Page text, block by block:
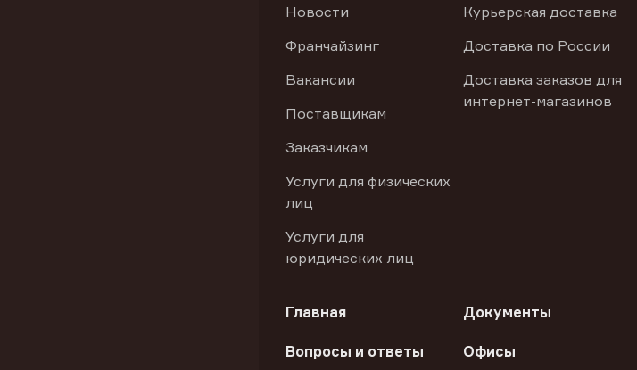
Новости
Франчайзинг
Вакансии
Поставщикам
Заказчикам
Услуги для физических
лиц
Услуги для
юридических лиц
Курьерская доставка
Доставка по России
Доставка заказов для
интернет-магазинов
Главная Документы
Вопросы и ответы Офисы